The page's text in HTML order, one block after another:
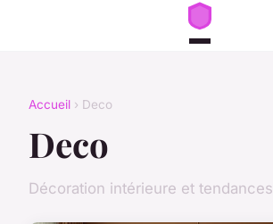
Accueil › Deco
Deco
Décoration intérieure et tendances